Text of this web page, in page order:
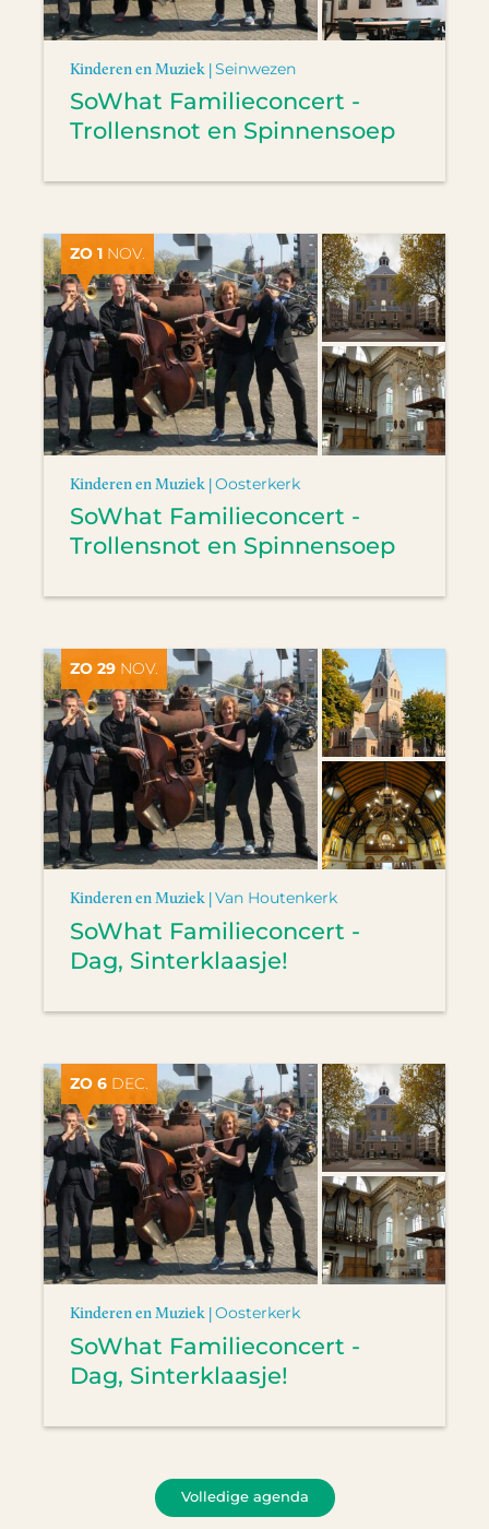
Kinderen en Muziek |Seinwezen
SoWhat Familieconcert -
Trollensnot en Spinnensoep
ZO 1 NOV.
Kinderen en Muziek |Oosterkerk
SoWhat Familieconcert -
Trollensnot en Spinnensoep
ZO 29 NOV.
Kinderen en Muziek |Van Houtenkerk
SoWhat Familieconcert -
Dag, Sinterklaasje!
ZO 6 DEC.
Kinderen en Muziek |Oosterkerk
SoWhat Familieconcert -
Dag, Sinterklaasje!
Volledige agenda